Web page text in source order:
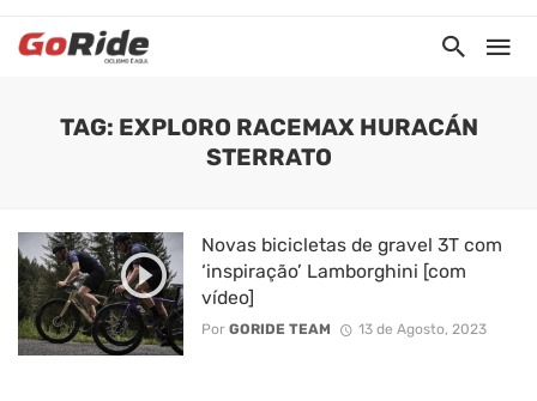
TAG: EXPLORO RACEMAX HURACÁN
STERRATO
Novas bicicletas de gravel 3T com
‘inspiração’ Lamborghini [com
vídeo]
Por GORIDE TEAM 13 de Agosto, 2023